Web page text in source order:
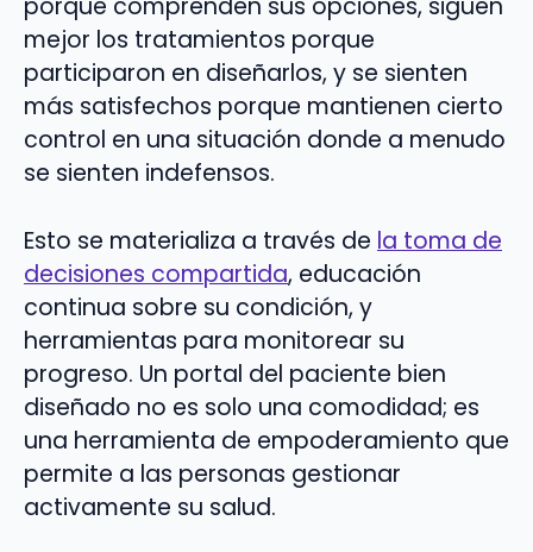
porque comprenden sus opciones, siguen
mejor los tratamientos porque
participaron en diseñarlos, y se sienten
más satisfechos porque mantienen cierto
control en una situación donde a menudo
se sienten indefensos.
Esto se materializa a través de la toma de
decisiones compartida, educación
continua sobre su condición, y
herramientas para monitorear su
progreso. Un portal del paciente bien
diseñado no es solo una comodidad; es
una herramienta de empoderamiento que
permite a las personas gestionar
activamente su salud.